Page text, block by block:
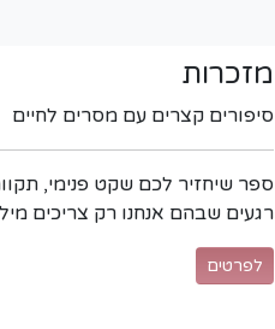
מזכרות
סיפורים קצרים עם מסרים לחיים
ספר שיחזיר לכם שקט פנימי,
רגעים שבהם אנחנו רק צריכים
לפרטים